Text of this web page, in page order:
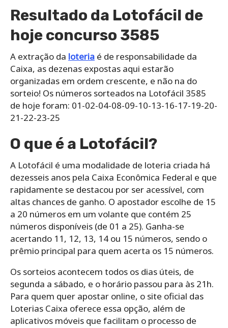
Resultado da Lotofácil de
hoje concurso 3585
A extração da loteria é de responsabilidade da
Caixa, as dezenas expostas aqui estarão
organizadas em ordem crescente, e não na do
sorteio! Os números sorteados na Lotofácil 3585
de hoje foram: 01-02-04-08-09-10-13-16-17-19-20-
21-22-23-25
O que é a Lotofácil?
A Lotofácil é uma modalidade de loteria criada há
dezesseis anos pela Caixa Econômica Federal e que
rapidamente se destacou por ser acessível, com
altas chances de ganho. O apostador escolhe de 15
a 20 números em um volante que contém 25
números disponíveis (de 01 a 25). Ganha-se
acertando 11, 12, 13, 14 ou 15 números, sendo o
prêmio principal para quem acerta os 15 números.
Os sorteios acontecem todos os dias úteis, de
segunda a sábado, e o horário passou para às 21h.
Para quem quer apostar online, o site oficial das
Loterias Caixa oferece essa opção, além de
aplicativos móveis que facilitam o processo de